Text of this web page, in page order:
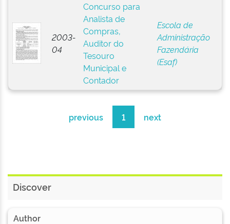
2003-
04
Concurso para
Analista de
Compras,
Auditor do
Tesouro
Municipal e
Contador
Escola de
Administração
Fazendária
(Esaf)
previous 1 next
Discover
Author